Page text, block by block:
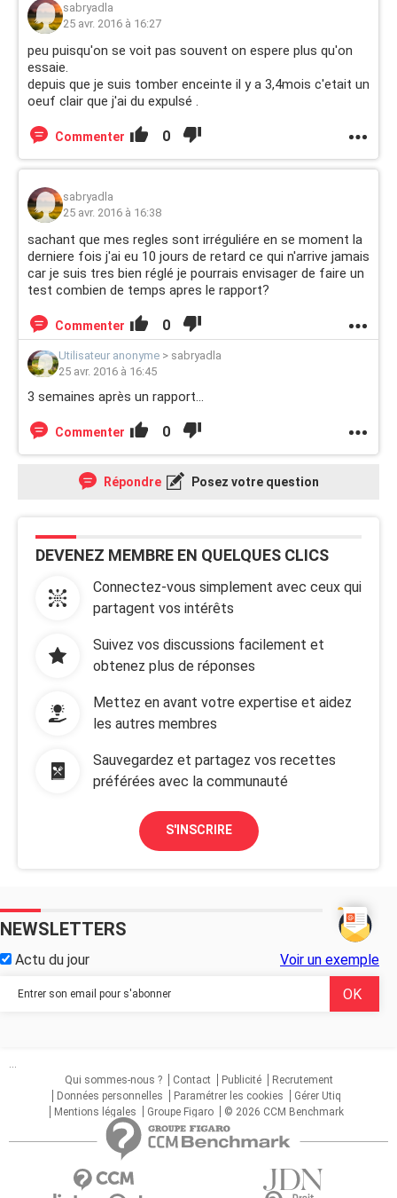
sabryadla
25 avr. 2016 à 16:27
peu puisqu'on se voit pas souvent on espere plus qu'on
essaie.
depuis que je suis tomber enceinte il y a 3,4mois c'etait un
oeuf clair que j'ai du expulsé .
Commenter 0
sabryadla
25 avr. 2016 à 16:38
sachant que mes regles sont irréguliére en se moment la
derniere fois j'ai eu 10 jours de retard ce qui n'arrive jamais
car je suis tres bien réglé je pourrais envisager de faire un
test combien de temps apres le rapport?
Commenter 0
Utilisateur anonyme > sabryadla
25 avr. 2016 à 16:45
3 semaines après un rapport...
Commenter 0
Répondre Posez votre question
DEVENEZ MEMBRE EN QUELQUES CLICS
Connectez-vous simplement avec ceux qui
partagent vos intérêts
Suivez vos discussions facilement et
obtenez plus de réponses
Mettez en avant votre expertise et aidez
les autres membres
Sauvegardez et partagez vos recettes
préférées avec la communauté
S'INSCRIRE
NEWSLETTERS
Actu du jour Voir un exemple
...
Qui sommes-nous ?
Contact Publicité
Recrutement
Données personnelles
Paramétrer les cookies
Gérer Utiq
Mentions légales
Groupe Figaro © 2026 CCM Benchmark